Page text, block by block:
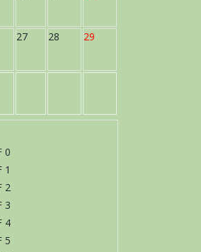
27 28 29
0
1
2
3
4
5